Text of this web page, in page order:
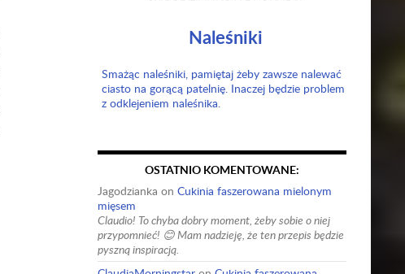
Naleśniki
Smażąc naleśniki, pamiętaj żeby zawsze nalewać
ciasto na gorącą patelnię. Inaczej będzie problem
z odklejeniem naleśnika.
OSTATNIO KOMENTOWANE:
Jagodzianka on Cukinia faszerowana mielonym
mięsem
Claudio! To chyba dobry moment, żeby sobie o niej
przypomnieć! 😊 Mam nadzieję, że ten przepis będzie
pyszną inspiracją.